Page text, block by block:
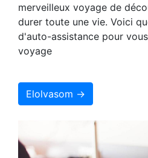
merveilleux voyage de
durer toute une vie. Voici
d'auto-assistance pour
voyage
Elolvasom →